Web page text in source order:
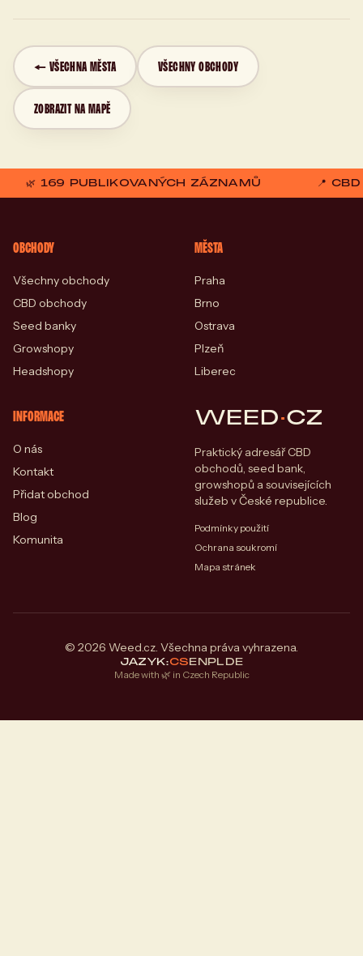
← VŠECHNA MĚSTA VŠECHNY OBCHODY
ZOBRAZIT NA MAPĚ
🌿 169 PUBLIKOVANÝCH ZÁZNAMŮ 📍
OBCHODY
Všechny obchody
CBD obchody
Seed banky
Growshopy
Headshopy
MĚSTA
Praha
Brno
Ostrava
Plzeň
Liberec
INFORMACE
O nás
Kontakt
Přidat obchod
Blog
Komunita
WEED·CZ
Praktický adresář CBD
obchodů, seed bank,
growshopů a souvisejících
služeb v České republice.
Podmínky použití
Ochrana soukromí
Mapa stránek
© 2026 Weed.cz. Všechna práva vyhrazena.
JAZYK:CSENPLDE
Made with 🌿 in Czech Republic